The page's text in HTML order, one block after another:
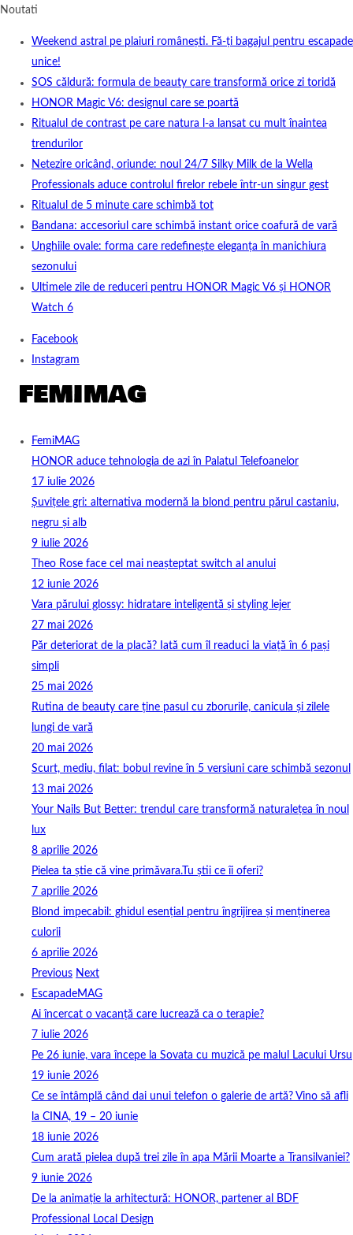
Noutati
Weekend astral pe plaiuri românești. Fă-ți bagajul pentru escapade
unice!
SOS căldură: formula de beauty care transformă orice zi toridă
HONOR Magic V6: designul care se poartă
Ritualul de contrast pe care natura l-a lansat cu mult înaintea
trendurilor
Netezire oricând, oriunde: noul 24/7 Silky Milk de la Wella
Professionals aduce controlul firelor rebele într-un singur gest
Ritualul de 5 minute care schimbă tot
Bandana: accesoriul care schimbă instant orice coafură de vară
Unghiile ovale: forma care redefinește eleganța în manichiura
sezonului
Ultimele zile de reduceri pentru HONOR Magic V6 și HONOR
Watch 6
Facebook
Instagram
FemiMAG
HONOR aduce tehnologia de azi în Palatul Telefoanelor
17 iulie 2026
Șuvițele gri: alternativa modernă la blond pentru părul castaniu,
negru și alb
9 iulie 2026
Theo Rose face cel mai neașteptat switch al anului
12 iunie 2026
Vara părului glossy: hidratare inteligentă și styling lejer
27 mai 2026
Păr deteriorat de la placă? Iată cum îl readuci la viață în 6 pași
simpli
25 mai 2026
Rutina de beauty care ține pasul cu zborurile, canicula și zilele
lungi de vară
20 mai 2026
Scurt, mediu, filat: bobul revine în 5 versiuni care schimbă sezonul
13 mai 2026
Your Nails But Better: trendul care transformă naturalețea în noul
lux
8 aprilie 2026
Pielea ta știe că vine primăvara.Tu știi ce îi oferi?
7 aprilie 2026
Blond impecabil: ghidul esențial pentru îngrijirea și menținerea
culorii
6 aprilie 2026
Previous Next
EscapadeMAG
Ai încercat o vacanță care lucrează ca o terapie?
7 iulie 2026
Pe 26 iunie, vara începe la Sovata cu muzică pe malul Lacului Ursu
19 iunie 2026
Ce se întâmplă când dai unui telefon o galerie de artă? Vino să afli
la CINA, 19 – 20 iunie
18 iunie 2026
Cum arată pielea după trei zile în apa Mării Moarte a Transilvaniei?
9 iunie 2026
De la animație la arhitectură: HONOR, partener al BDF
Professional Local Design